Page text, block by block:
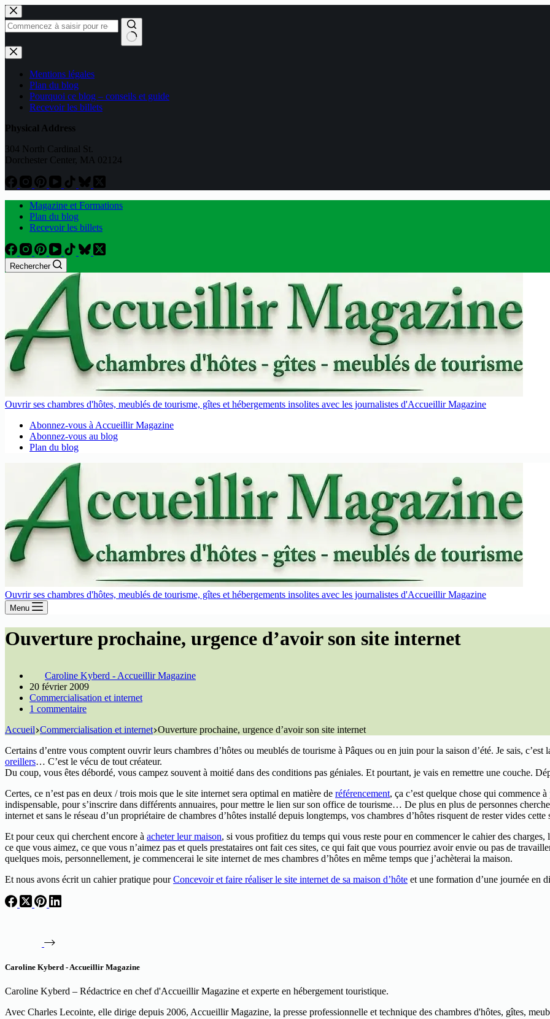
Passer
au
contenu
Aucun
résultat
Mentions légales
Plan du blog
Pourquoi ce blog – conseils et guide
Recevoir les billets
Physical Address
304 North Cardinal St.
Dorchester Center, MA 02124
Magazine et Formations
Plan du blog
Recevoir les billets
Rechercher
Ouvrir ses chambres d'hôtes, meublés de tourisme, gîtes et hébergements insolites avec les journalistes d'Accueillir Magazine
Abonnez-vous à Accueillir Magazine
Abonnez-vous au blog
Plan du blog
Ouvrir ses chambres d'hôtes, meublés de tourisme, gîtes et hébergements insolites avec les journalistes d'Accueillir Magazine
Menu
Ouverture prochaine, urgence d’avoir son site internet
Caroline Kyberd - Accueillir Magazine
20 février 2009
Commercialisation et internet
1 commentaire
Accueil Commercialisation et internet Ouverture prochaine, urgence d’avoir son site internet
Certains d’entre vous comptent ouvrir leurs chambres d’hôtes ou meublés de tourisme à Pâques ou en juin pour la saison d’été. Je sais, c’est
oreillers… C’est le vécu de tout créateur.
Du coup, vous êtes débordé, vous campez souvent à moitié dans des conditions pas géniales. Et pourtant, je vais en remettre une couche.
Certes, ce n’est pas en deux / trois mois que le site internet sera optimal en matière de référencement, ça c’est quelque chose qui commence
indispensable, pour s’inscrire dans différents annuaires, pour mettre le lien sur son office de tourisme… De plus en plus de personnes
internet et sans le réseau d’un propriétaire de chambres d’hôtes installé depuis longtemps, vos chambres d’hôtes risquent de rester vides cette
Et pour ceux qui cherchent encore à acheter leur maison, si vous profitiez du temps qui vous reste pour en commencer le cahier des
ce que vous aimez, ce que vous n’aimez pas et quels prestataires ont fait ces sites, ce qui fait que vous pourriez avoir envie ou pas de
quelques mois, personnellement, je commencerai le site internet de mes chambres d’hôtes en même temps que j’achèterai la maison.
Et nous avons écrit un cahier pratique pourConcevoir et faire réaliser le site internet de sa maison d’hôte et une formation d’une journée en
Caroline Kyberd - Accueillir Magazine
Caroline Kyberd – Rédactrice en chef d'Accueillir Magazine et experte en hébergement touristique.
Avec Charles Lecointe, elle dirige depuis 2006, Accueillir Magazine, la presse professionnelle et technique des chambres d'hôtes, gîtes,